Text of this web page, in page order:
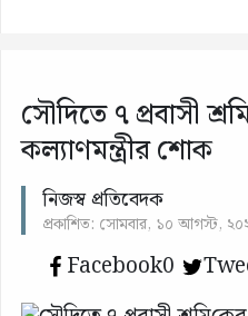
সৌ‌দিতে ৭ প্রবাসী
কল‌্যাণমন্ত্রীর শোক
নিজস্ব প্রতিবেদক
প্রকাশিত: সোমবার, ১০ আগস্ট,
Facebook0